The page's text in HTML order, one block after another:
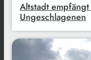
Altstadt
Ungeschlagenen